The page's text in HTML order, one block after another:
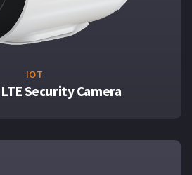
IOT
Security Camera